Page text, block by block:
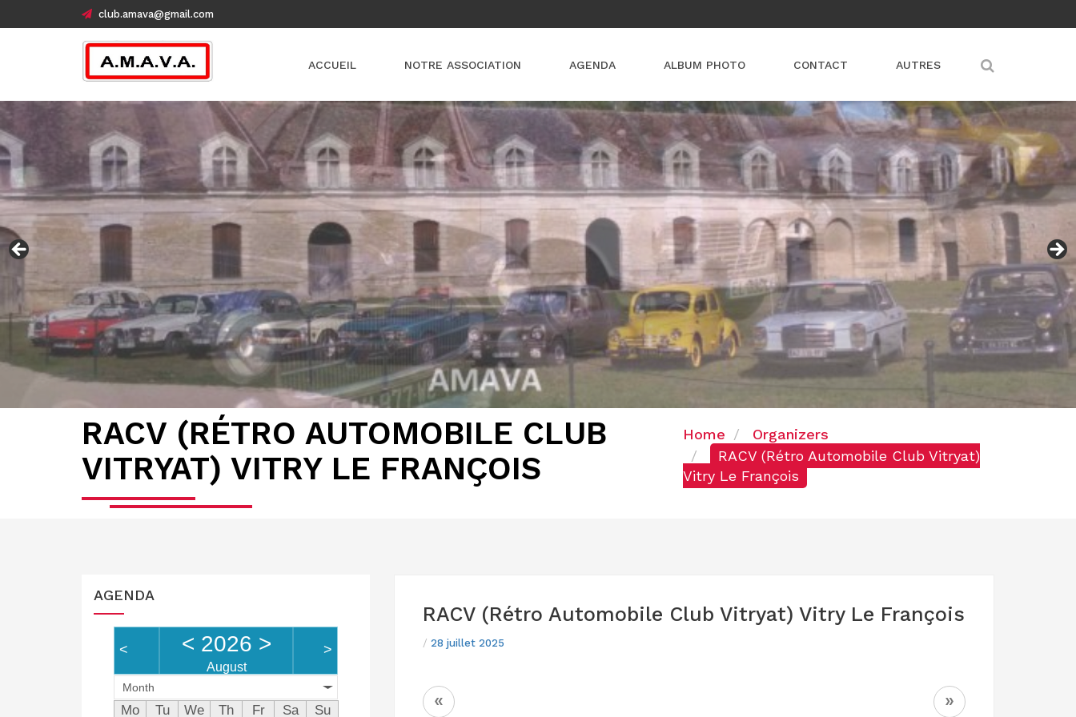
club.amava@gmail.com
ACCUEIL NOTRE ASSOCIATION AGENDA ALBUM PHOTO CONTACT AUTRES
RACV (RÉTRO AUTOMOBILE CLUB
VITRYAT) VITRY LE FRANÇOIS
Home
Organizers
RACV (Rétro Automobile Club Vitryat)
Vitry Le François
AGENDA
< < 2026 >
August
>
Month
Mo Tu We Th Fr Sa
Su
RACV (Rétro Automobile Club Vitryat) Vitry Le François
/ 28 juillet 2025
NAVIGATION
« »